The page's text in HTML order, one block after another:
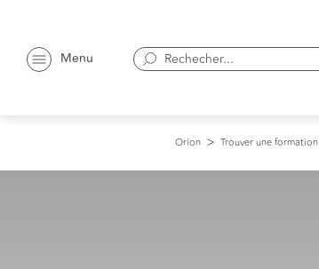
Menu
Orion Trouver une formation